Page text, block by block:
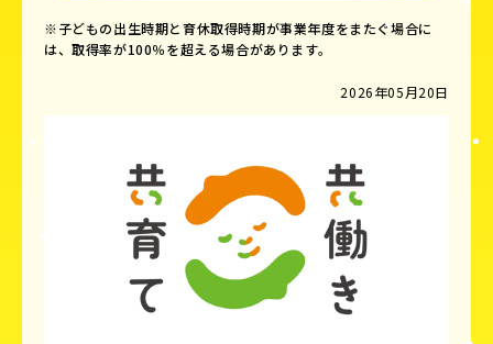
※子どもの出生時期と育休取得時期が事業年度をまたぐ場合に
は、取得率が100％を超える場合があります。
2026年05月20日